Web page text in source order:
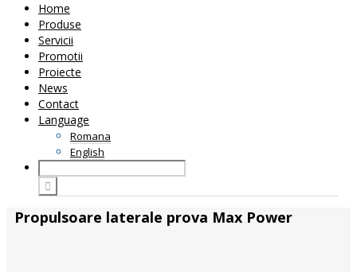
Home
Produse
Servicii
Promotii
Proiecte
News
Contact
Language
Romana
English
Propulsoare laterale prova Max Power